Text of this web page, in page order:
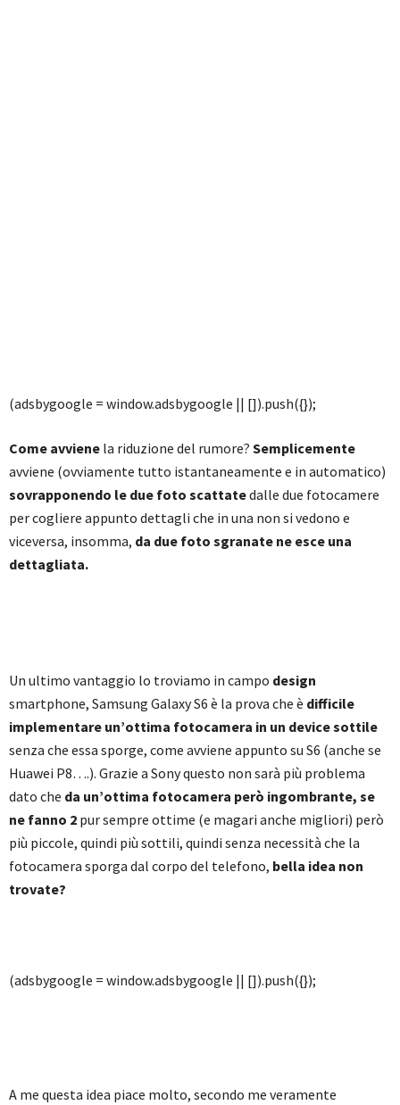
(adsbygoogle = window.adsbygoogle || []).push({});
Come avviene la riduzione del rumore? Semplicemente
avviene (ovviamente tutto istantaneamente e in automatico)
sovrapponendo le due foto scattatedalle due fotocamere
per cogliere appunto dettagli che in una non si vedono e
viceversa, insomma, da due foto sgranate ne esce una
dettagliata.
Un ultimo vantaggio lo troviamo in campo design
smartphone, Samsung Galaxy S6 è la prova che è difficile
implementare un’ottima fotocamera in un device sottile
senza che essa sporge, come avviene appunto su S6 (anche se
Huawei P8….). Grazie a Sony questo non sarà più problema
dato che da un’ottima fotocamera però ingombrante, se
ne fanno 2 pur sempre ottime (e magari anche migliori) però
più piccole, quindi più sottili, quindi senza necessità che la
fotocamera sporga dal corpo del telefono, bella idea non
trovate?
(adsbygoogle = window.adsbygoogle || []).push({});
A me questa idea piace molto, secondo me veramente